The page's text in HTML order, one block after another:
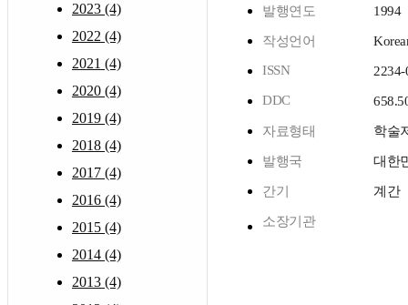
2023 (4)
2022 (4)
2021 (4)
2020 (4)
2019 (4)
2018 (4)
2017 (4)
2016 (4)
2015 (4)
2014 (4)
2013 (4)
발행연도 1994
작성언어
ISSN
2234-
DDC
자료형태 학술
발행국 대한
간기 계간
소장기관